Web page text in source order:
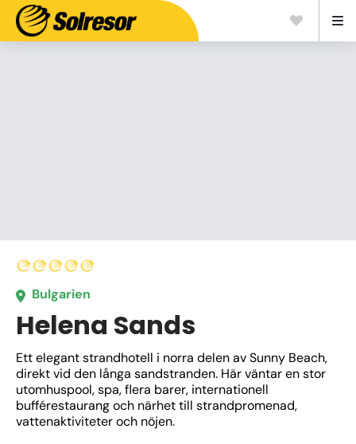
Bulgarien
Helena Sands
Ett elegant strandhotell i norra delen av Sunny Beach,
direkt vid den långa sandstranden. Här väntar en stor
utomhuspool, spa, flera barer, internationell
bufférestaurang och närhet till strandpromenad,
vattenaktiviteter och nöjen.